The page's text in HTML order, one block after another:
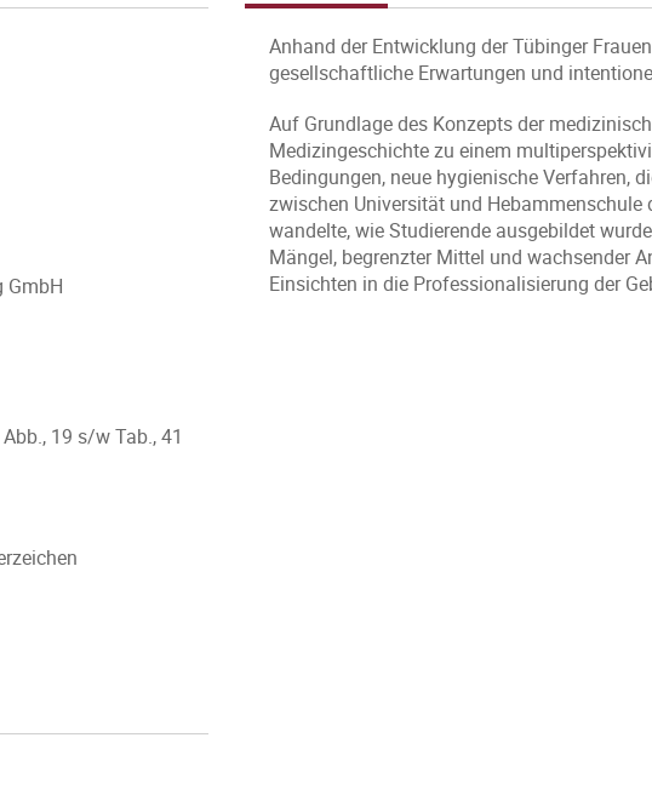
Anhand der Entwicklung der Tübinger
gesellschaftliche Erwartungen und
Auf Grundlage des Konzepts der
Medizingeschichte zu einem
Bedingungen, neue hygienische Verfahren,
zwischen Universität und
wandelte, wie Studierende ausgebildet
Mängel, begrenzter Mittel und wachsender
Einsichten in die Professionalisierung der
GmbH
19 s/w Tab., 41